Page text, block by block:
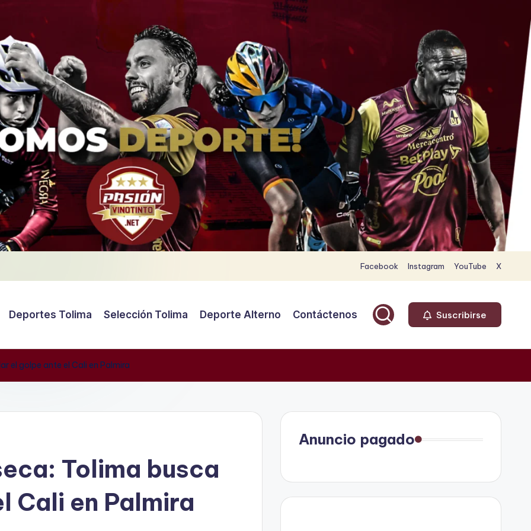
Facebook Instagram YouTube X
Deportes Tolima Selección Tolima Deporte Alterno Contáctenos Suscribirse
el golpe ante el Cali en Palmira
Tolima busca
Cali en Palmira
Anuncio pagado